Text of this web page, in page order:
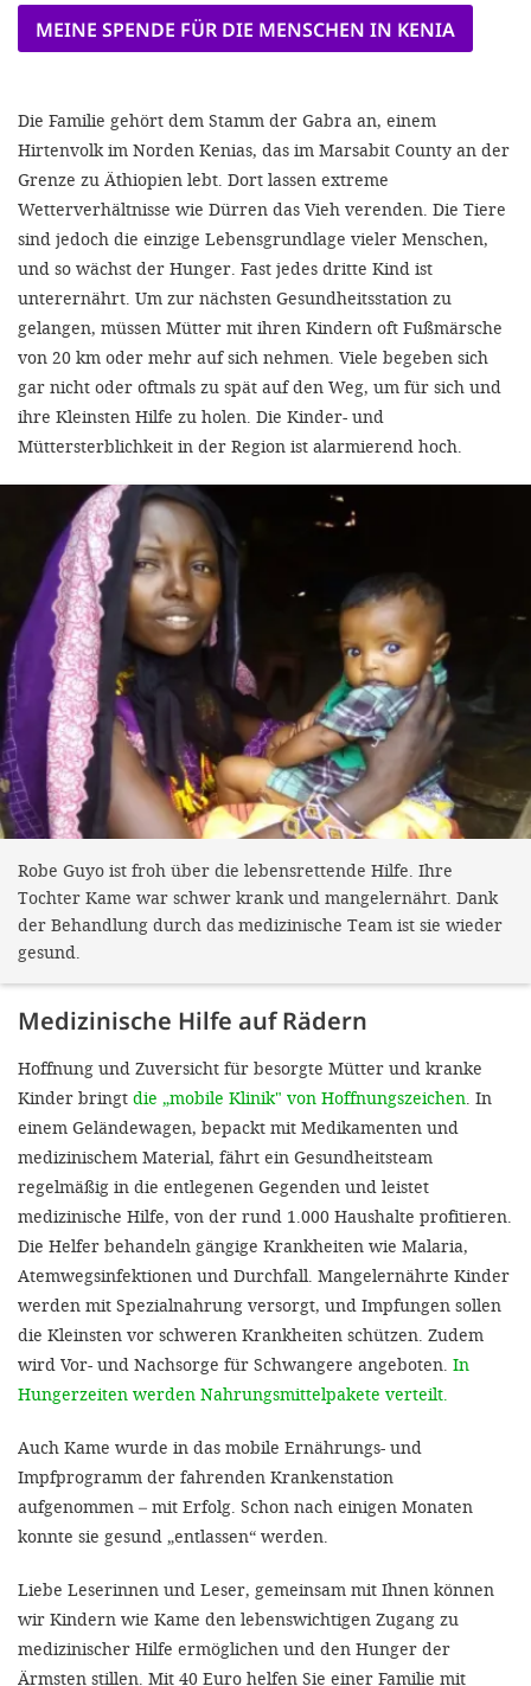
MEINE SPENDE FÜR DIE MENSCHEN IN KENIA
Die Familie gehört dem Stamm der Gabra an, einem
Hirtenvolk im Norden Kenias, das im Marsabit County an der
Grenze zu Äthiopien lebt. Dort lassen extreme
Wetterverhältnisse wie Dürren das Vieh verenden. Die Tiere
sind jedoch die einzige Lebensgrundlage vieler Menschen,
und so wächst der Hunger. Fast jedes dritte Kind ist
unterernährt. Um zur nächsten Gesundheitsstation zu
gelangen, müssen Mütter mit ihren Kindern oft Fußmärsche
von 20 km oder mehr auf sich nehmen. Viele begeben sich
gar nicht oder oftmals zu spät auf den Weg, um für sich und
ihre Kleinsten Hilfe zu holen. Die Kinder- und
Müttersterblichkeit in der Region ist alarmierend hoch.
Robe Guyo ist froh über die lebensrettende Hilfe. Ihre
Tochter Kame war schwer krank und mangelernährt. Dank
der Behandlung durch das medizinische Team ist sie wieder
gesund.
Medizinische Hilfe auf Rädern
Hoffnung und Zuversicht für besorgte Mütter und kranke
Kinder bringt die „mobile Klinik" von Hoffnungszeichen . In
einem Geländewagen, bepackt mit Medikamenten und
medizinischem Material, fährt ein Gesundheitsteam
regelmäßig in die entlegenen Gegenden und leistet
medizinische Hilfe, von der rund 1.000 Haushalte profitieren.
Die Helfer behandeln gängige Krankheiten wie Malaria,
Atemwegsinfektionen und Durchfall. Mangelernährte Kinder
werden mit Spezialnahrung versorgt, und Impfungen sollen
die Kleinsten vor schweren Krankheiten schützen. Zudem
wird Vor- und Nachsorge für Schwangere angeboten. In
Hungerzeiten werden Nahrungsmittelpakete verteilt.
Auch Kame wurde in das mobile Ernährungs- und
Impfprogramm der fahrenden Krankenstation
aufgenommen – mit Erfolg. Schon nach einigen Monaten
konnte sie gesund „entlassen“ werden.
Liebe Leserinnen und Leser, gemeinsam mit Ihnen können
wir Kindern wie Kame den lebenswichtigen Zugang zu
medizinischer Hilfe ermöglichen und den Hunger der
Ärmsten stillen. Mit 40 Euro helfen Sie einer Familie mit